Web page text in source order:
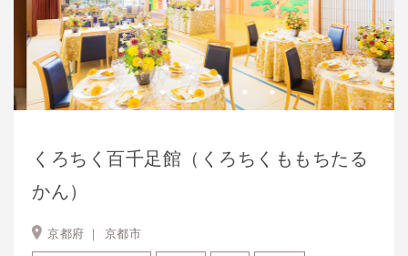
くろちく百千足館（くろちくももちたる
かん）
京都府 ｜ 京都市